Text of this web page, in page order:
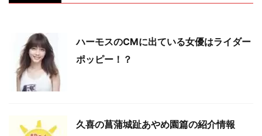
ハーモスのCMに出ている女優はライダー
ポッピー！？
久喜の菖蒲城趾あやめ園篇の紹介情報